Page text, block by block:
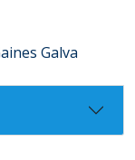
Galva